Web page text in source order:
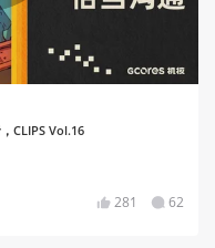
CLIPS Vol.16
281 62